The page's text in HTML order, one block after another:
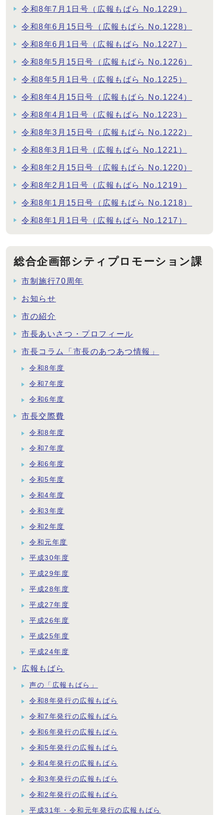
令和8年7月1日号（広報もばら No.1229）
令和8年6月15日号（広報もばら No.1228）
令和8年6月1日号（広報もばら No.1227）
令和8年5月15日号（広報もばら No.1226）
令和8年5月1日号（広報もばら No.1225）
令和8年4月15日号（広報もばら No.1224）
令和8年4月1日号（広報もばら No.1223）
令和8年3月15日号（広報もばら No.1222）
令和8年3月1日号（広報もばら No.1221）
令和8年2月15日号（広報もばら No.1220）
令和8年2月1日号（広報もばら No.1219）
令和8年1月15日号（広報もばら No.1218）
令和8年1月1日号（広報もばら No.1217）
総合企画部シティプロモーション課
市制施行70周年
お知らせ
市の紹介
市長あいさつ・プロフィール
市長コラム「市長のあつあつ情報」
令和8年度
令和7年度
令和6年度
市長交際費
令和8年度
令和7年度
令和6年度
令和5年度
令和4年度
令和3年度
令和2年度
令和元年度
平成30年度
平成29年度
平成28年度
平成27年度
平成26年度
平成25年度
平成24年度
広報もばら
声の「広報もばら」
令和8年発行の広報もばら
令和7年発行の広報もばら
令和6年発行の広報もばら
令和5年発行の広報もばら
令和4年発行の広報もばら
令和3年発行の広報もばら
令和2年発行の広報もばら
平成31年・令和元年発行の広報もばら